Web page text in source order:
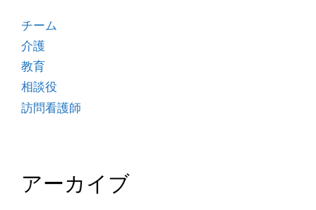
チーム
介護
教育
相談役
訪問看護師
アーカイブ